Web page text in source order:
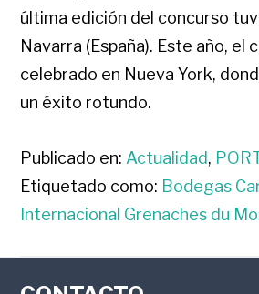
última edición del concurso
Navarra (España). Este año, el
celebrado en Nueva York,
un éxito rotundo.
Publicado en: Actualidad,
Etiquetado como: Bodegas
Internacional Grenaches du